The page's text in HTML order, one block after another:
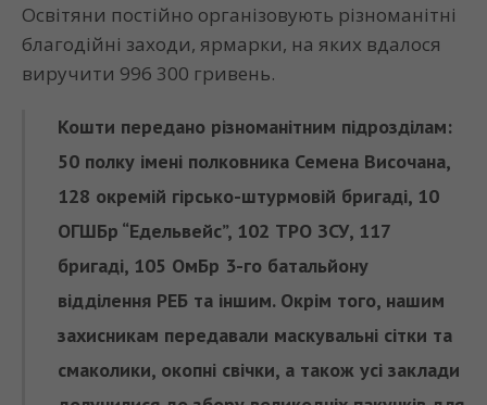
Освітяни постійно організовують різноманітні
благодійні заходи, ярмарки, на яких вдалося
виручити 996 300 гривень.
Кошти передано різноманітним підрозділам:
50 полку імені полковника Семена Височана,
128 окремій гірсько-штурмовій бригаді, 10
ОГШБр “Едельвейс”, 102 ТРО ЗСУ, 117
бригаді, 105 ОмБр 3-го батальйону
відділення РЕБ та іншим. Окрім того, нашим
захисникам передавали маскувальні сітки та
смаколики, окопні свічки, а також усі заклади